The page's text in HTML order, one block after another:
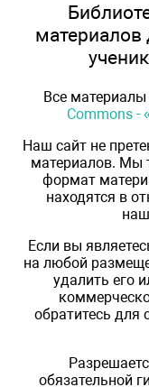
материалов
Все
Commons -
Наш сайт не
материалов. Мы
формат
находятся в
Если вы
на любой
удалить его
обратитесь для
обязательной